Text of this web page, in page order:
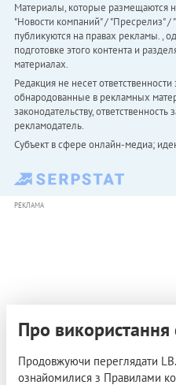
Материалы, которые размещаются
"Новости компаний" / "Пресрелиз" /
публикуются на правах рекламы. ,
подготовке этого контента и
материалах.
Редакция не несет
обнародованные в рекламных
законодательству,
рекламодатель.
Субъект в сфере онлайн-медиа;
РЕКЛАМА
Про використання
Продовжуючи переглядати
ознайомилися з Правилами